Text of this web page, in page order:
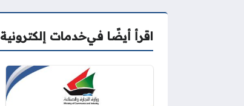
اقرأ أيضًا فيخدمات إلكترونية